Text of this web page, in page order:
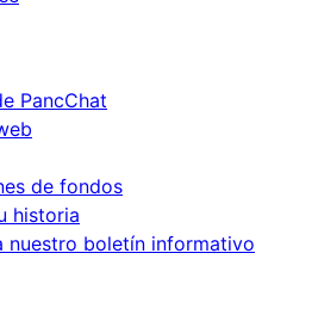
PancChat
de fondos
historia
nuestro boletín informativo